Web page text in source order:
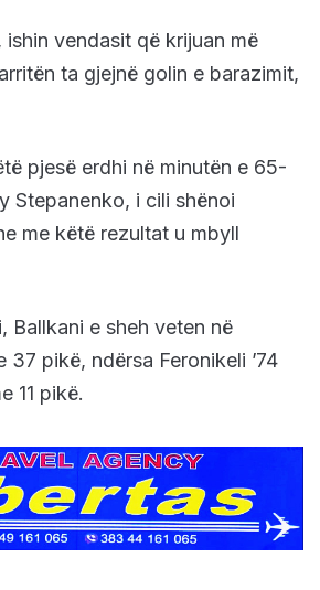
ishin vendasit që krijuan më
ta gjejnë golin e barazimit,
pjesë erdhi në minutën e 65-
Stepanenko, i cili shënoi
me këtë rezultat u mbyll
Ballkani e sheh veten në
37 pikë, ndërsa Feronikeli ’74
11 pikë.